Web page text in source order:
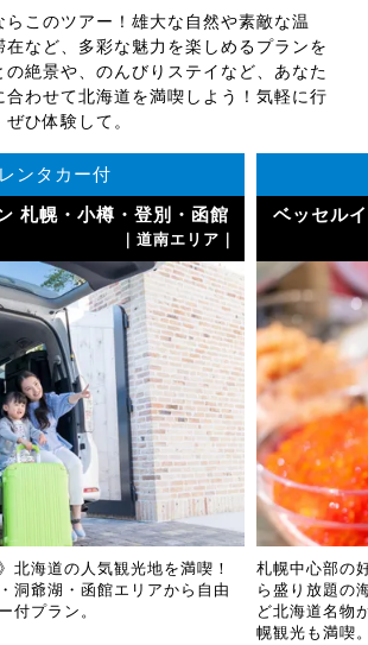
らこのツアー！雄大な自然や素敵な温
在など、多彩な魅力を楽しめるプランを
の絶景や、のんびりステイなど、あなた
合わせて北海道を満喫しよう！気軽に行
ひ体験して。
レンタカー付
札幌・小樽・登別・函館
｜道南エリア｜
北海道の人気観光地を満喫！
洞爺湖・函館エリアから自由
付プラン。
ベッセル
札幌中心部の
ら盛り放題の
ど北海道名物
幌観光も満喫